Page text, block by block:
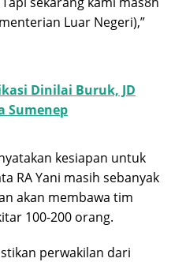
Luar Negeri),”
Dinilai Buruk, JD
Sumenep
kesiapan untuk
RA Yani masih sebanyak
akan membawa tim
100-200 orang.
perwakilan dari